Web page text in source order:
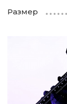
Размер